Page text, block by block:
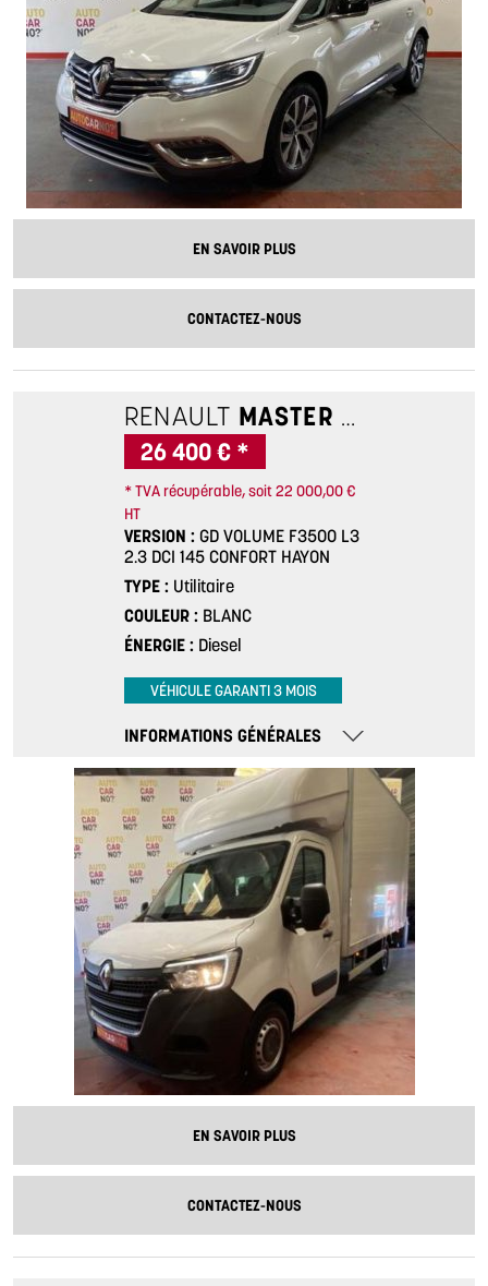
EN SAVOIR PLUS
CONTACTEZ-NOUS
RENAULT MASTER GD
26 400 € *
* TVA récupérable, soit 22 000,00 €
HT
VERSION
GD VOLUME F3500 L3
2.3 DCI 145 CONFORT HAYON
TYPE
Utilitaire
COULEUR
BLANC
ÉNERGIE
Diesel
VÉHICULE GARANTI 3 MOIS
INFORMATIONS GÉNÉRALES
EN SAVOIR PLUS
CONTACTEZ-NOUS